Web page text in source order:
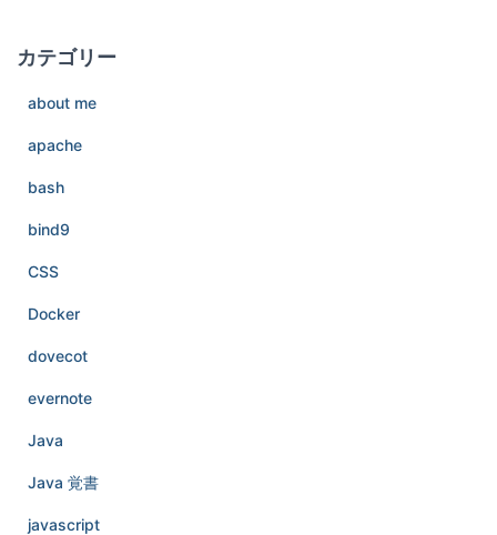
カテゴリー
about me
apache
bash
bind9
CSS
Docker
dovecot
evernote
Java
Java 覚書
javascript